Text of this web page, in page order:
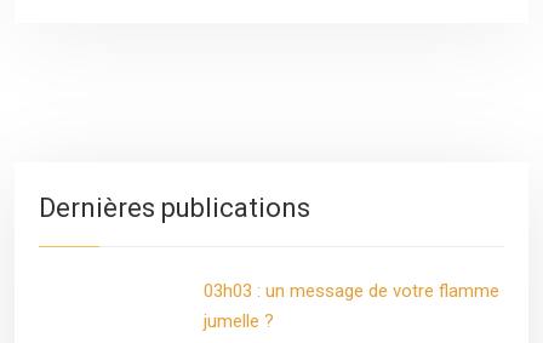
Dernières publications
03h03 : un message de votre flamme
jumelle ?